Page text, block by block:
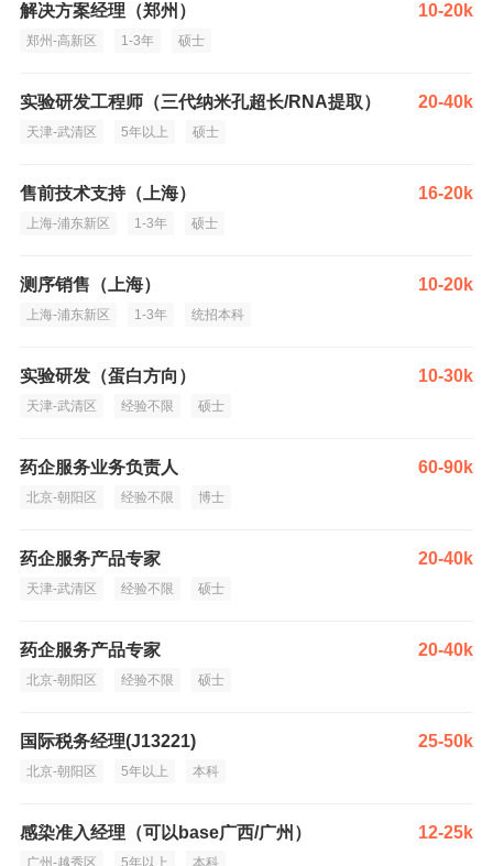
解决方案经理（郑州） 10-20k
郑州-高新区 1-3年 硕士
实验研发工程师（三代纳米孔超长/RNA提取） 20-40k
天津-武清区 5年以上 硕士
售前技术支持（上海） 16-20k
上海-浦东新区 1-3年 硕士
测序销售（上海） 10-20k
上海-浦东新区 1-3年 统招本科
实验研发（蛋白方向） 10-30k
天津-武清区 经验不限 硕士
药企服务业务负责人 60-90k
北京-朝阳区 经验不限 博士
药企服务产品专家 20-40k
天津-武清区 经验不限 硕士
药企服务产品专家 20-40k
北京-朝阳区 经验不限 硕士
国际税务经理(J13221) 25-50k
北京-朝阳区 5年以上 本科
感染准入经理（可以base广西/广州） 12-25k
广州-越秀区 5年以上 本科